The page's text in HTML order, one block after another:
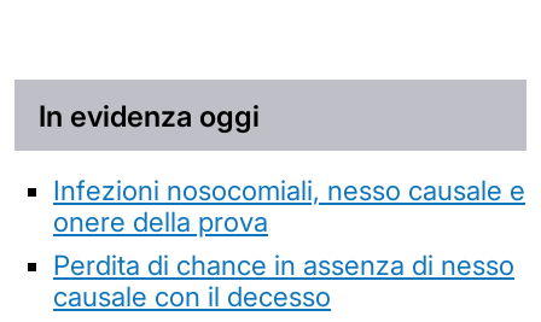
In evidenza oggi
Infezioni nosocomiali, nesso causale e
onere della prova
Perdita di chance in assenza di nesso
causale con il decesso